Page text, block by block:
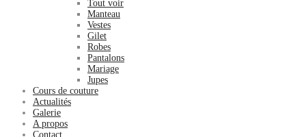
Tout voir
Manteau
Vestes
Gilet
Robes
Pantalons
Mariage
Jupes
Cours de couture
Actualités
Galerie
A propos
Contact